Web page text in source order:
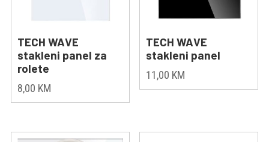
TECH WAVE
stakleni panel za
rolete
8,00 KM
TECH WAVE
stakleni panel
11,00 KM